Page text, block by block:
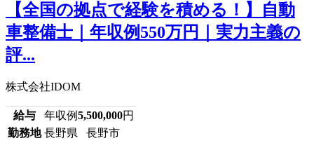
【全国の拠点で経験を積める！】自動
車整備士｜年収例550万円｜実力主義の
評...
株式会社IDOM
給与 年収例5,500,000円
勤務地 長野県 長野市